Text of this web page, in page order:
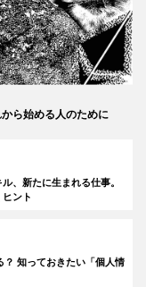
ら始める人のために
、新たに生まれる仕事。
ント
？ 知っておきたい「個人情